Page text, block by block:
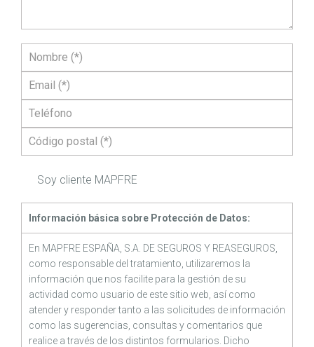
Soy cliente MAPFRE
Información básica sobre Protección de Datos:
En MAPFRE ESPAÑA, S.A. DE SEGUROS Y REASEGUROS,
como responsable del tratamiento, utilizaremos la
información que nos facilite para la gestión de su
actividad como usuario de este sitio web, así como
atender y responder tanto a las solicitudes de información
como las sugerencias, consultas y comentarios que
realice a través de los distintos formularios. Dicho